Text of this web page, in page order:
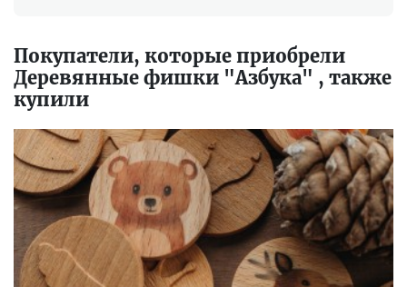
Покупатели, которые приобрели
Деревянные фишки "Азбука" , также
купили